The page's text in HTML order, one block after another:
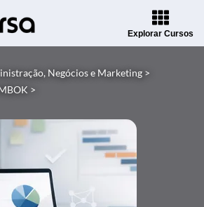
Explorar Cursos
Negócios e Marketing >
>